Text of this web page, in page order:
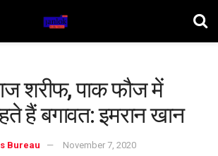
शरीफ, पाक फौज में
हैं बगावत: इमरान खान
Bureau November 7, 2020